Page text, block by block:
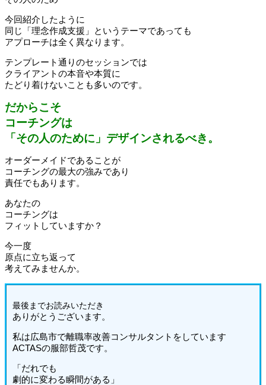
今回紹介したように
同じ「理念作成支援」というテーマであっても
アプローチは全く異なります。
テンプレート通りのセッションでは
クライアントの本音や本質に
たどり着けないことも多いのです。
だからこそ
コーチングは
「その人のために」デザインされるべき。
オーダーメイドであることが
コーチングの最大の強みであり
責任でもあります。
あなたの
コーチングは
フィットしていますか？
今一度
原点に立ち返って
考えてみませんか。
最後までお読みいただき
ありがとうございます。
私は広島市で離職率改善コンサルタントをしています
ACTASの服部哲茂です。
「だれでも
劇的に変わる瞬間がある」